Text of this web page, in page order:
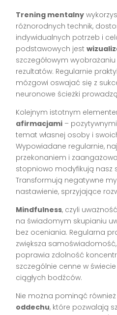
Trening mentalny
różnorodnych technik,
indywidualnych potrzeb i
podstawowych jest
szczegółowym
rezultatów. Regularnie
mózgowi oswajać się z
neuronowe ścieżki
Kolejnym istotnym
afirmacjami –
temat własnej osoby i
Wypowiadane regularnie,
przekonaniem i
stopniowo modyfikują nasz
Transformują negatywne
nastawienie, sprzyjające
Mindfulness, czyli
na świadomym skupianiu
bez oceniania. Regularna
zwiększa
poprawia zdolność
szczególnie cenne w
ciągłych bodźców.
Nie można pominąć
oddechu, które pozwalają